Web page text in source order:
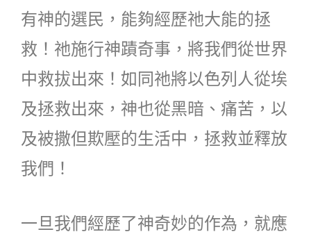
有神的選民，能夠經歷祂大能的拯
救！祂施行神蹟奇事，將我們從世界
中救拔出來！如同祂將以色列人從埃
及拯救出來，神也從黑暗、痛苦，以
及被撒但欺壓的生活中，拯救並釋放
我們！
一旦我們經歷了神奇妙的作為，就應